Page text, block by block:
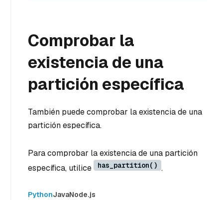
Comprobar la
existencia de una
partición específica
También puede comprobar la existencia de una
partición específica.
Para comprobar la existencia de una partición
específica, utilice
has_partition() .
PythonJavaNode.js